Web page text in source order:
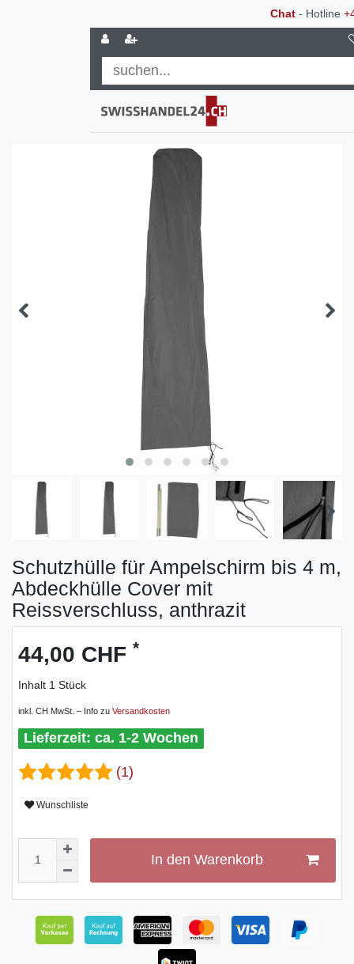
Chat- Hotline
Schutzhülle für Ampelschirm bis 4 m,
Abdeckhülle Cover mit
Reissverschluss, anthrazit
44,00 CHF *
Inhalt 1 Stück
inkl. CH MwSt. – Info zu Versandkosten
ca. 1-2 Wochen
(1)
Wunschliste
In den Warenkorb